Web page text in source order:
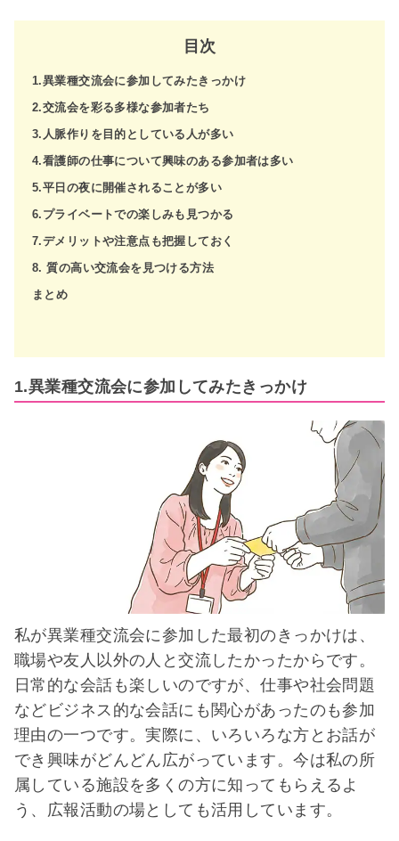
目次
1.異業種交流会に参加してみたきっかけ
2.交流会を彩る多様な参加者たち
3.人脈作りを目的としている人が多い
4.看護師の仕事について興味のある参加者は多い
5.平日の夜に開催されることが多い
6.プライベートでの楽しみも見つかる
7.デメリットや注意点も把握しておく
8. 質の高い交流会を見つける方法
まとめ
1.異業種交流会に参加してみたきっかけ
私が異業種交流会に参加した最初のきっかけは、
職場や友人以外の人と交流したかったからです。
日常的な会話も楽しいのですが、仕事や社会問題
などビジネス的な会話にも関心があったのも参加
理由の一つです。実際に、いろいろな方とお話が
でき興味がどんどん広がっています。今は私の所
属している施設を多くの方に知ってもらえるよ
う、広報活動の場としても活用しています。